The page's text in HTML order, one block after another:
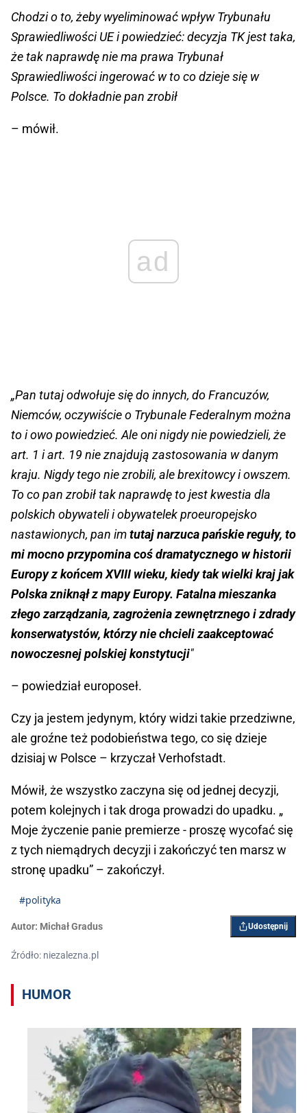
Chodzi o to, żeby wyeliminować wpływ Trybunału
Sprawiedliwości UE i powiedzieć: decyzja TK jest taka,
że tak naprawdę nie ma prawa Trybunał
Sprawiedliwości ingerować w to co dzieje się w
Polsce. To dokładnie pan zrobił
– mówił.
ad
„Pan tutaj odwołuje się do innych, do Francuzów,
Niemców, oczywiście o Trybunale Federalnym można
to i owo powiedzieć. Ale oni nigdy nie powiedzieli, że
art. 1 i art. 19 nie znajdują zastosowania w danym
kraju. Nigdy tego nie zrobili, ale brexitowcy i owszem.
To co pan zrobił tak naprawdę to jest kwestia dla
polskich obywateli i obywatelek proeuropejsko
nastawionych, pan imtutaj narzuca pańskie reguły, to
mi mocno przypomina coś dramatycznego w historii
Europy z końcem XVIII wieku, kiedy tak wielki kraj jak
Polska zniknął z mapy Europy. Fatalna mieszanka
złego zarządzania, zagrożenia zewnętrznego i zdrady
konserwatystów, którzy nie chcieli zaakceptować
nowoczesnej polskiej konstytucji"
– powiedział europoseł.
Czy ja jestem jedynym, który widzi takie przedziwne,
ale groźne też podobieństwa tego, co się dzieje
dzisiaj w Polsce – krzyczał Verhofstadt.
Mówił, że wszystko zaczyna się od jednej decyzji,
potem kolejnych i tak droga prowadzi do upadku. „
Moje życzenie panie premierze - proszę wycofać się
z tych niemądrych decyzji i zakończyć ten marsz w
stronę upadku” – zakończył.
#polityka
Autor: Michał Gradus Udostępnij
Źródło: niezalezna.pl
HUMOR